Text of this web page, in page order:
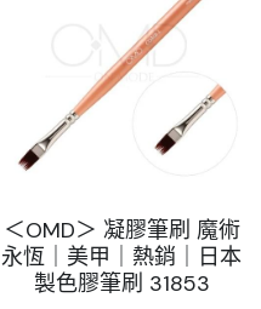
＜OMD＞ 凝膠筆刷 魔術
永恆｜美甲｜熱銷｜日本
製色膠筆刷 31853